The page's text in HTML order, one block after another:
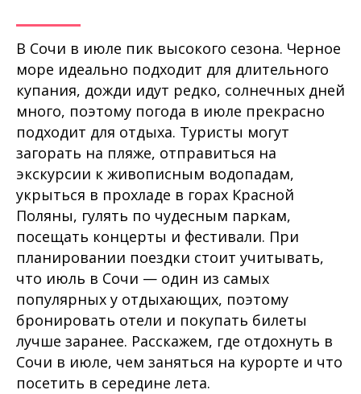
В Сочи в июле пик высокого сезона. Черное
море идеально подходит для длительного
купания, дожди идут редко, солнечных дней
много, поэтому погода в июле прекрасно
подходит для отдыха. Туристы могут
загорать на пляже, отправиться на
экскурсии к живописным водопадам,
укрыться в прохладе в горах Красной
Поляны, гулять по чудесным паркам,
посещать концерты и фестивали. При
планировании поездки стоит учитывать,
что июль в Сочи — один из самых
популярных у отдыхающих, поэтому
бронировать отели и покупать билеты
лучше заранее. Расскажем, где отдохнуть в
Сочи в июле, чем заняться на курорте и что
посетить в середине лета.